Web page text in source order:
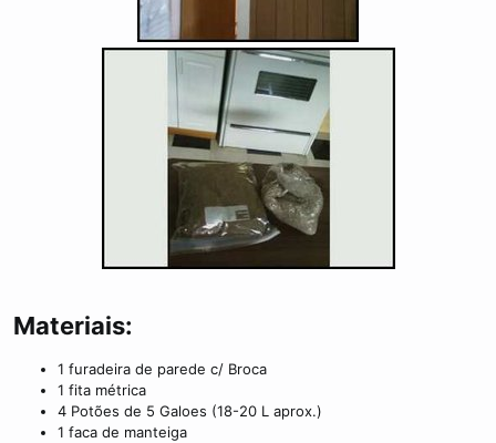
Materiais:
1 furadeira de parede c/ Broca
1 fita métrica
4 Potões de 5 Galoes (18-20 L aprox.)
1 faca de manteiga